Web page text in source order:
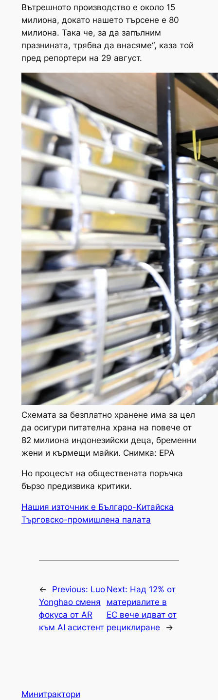
Вътрешното производство е около 15
милиона, докато нашето търсене е 80
милиона. Така че, за да запълним
празнината, трябва да внасяме“, каза той
пред репортери на 29 август.
Схемата за безплатно хранене има за цел
да осигури питателна храна на повече от
82 милиона индонезийски деца, бременни
жени и кърмещи майки. Снимка: EPA
Но процесът на обществената поръчка
бързо предизвика критики.
Нашия източник е Българо-Китайска
Търговско-промишлена палaта
← Previous: Luo
Yonghao сменя
фокуса от AR
към AI асистент
Next: Над 12% от
материалите в
ЕС вече идват от
рециклиране
→
Минитрактори